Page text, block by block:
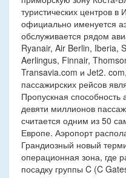
туристических центров
официально именуется
обслуживается рядом
Ryanair, Air Berlin, Iberia,
Aerlingus, Finnair,
Transavia.com и Jet2.
пассажирских рейсов
Пропускная способность
девяти миллионов
считается одним из 50
Европе. Аэропорт
Грандиозный новый
операционная зона, где
посадку группы C (C